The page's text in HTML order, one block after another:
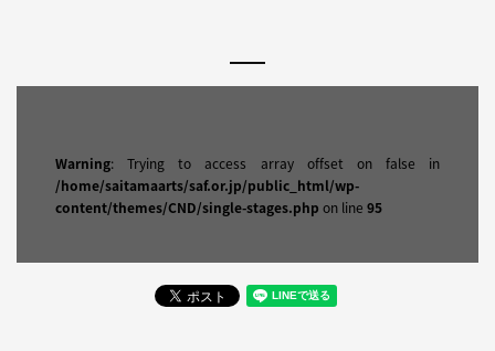
Warning: Trying to access array offset on false in
/home/saitamaarts/saf.or.jp/public_html/wp-
content/themes/CND/single-stages.php on line 95